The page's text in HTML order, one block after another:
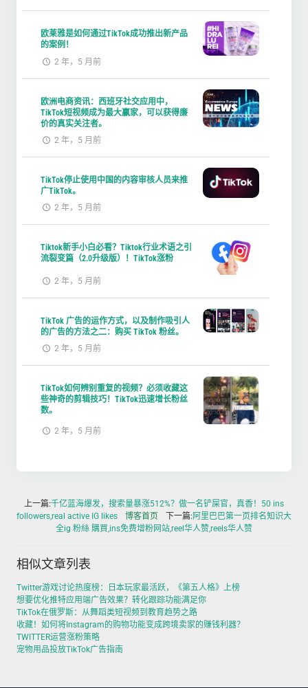
欧莱雅是如何通过TikTok成功推出新产品
的案例！
2 年，5 月前
欧洲电商资讯：西班牙社交应用中，
TikTok短视频成为最大赢家，可以获得廉
价的真实关注者。
2 年，5 月前
TikTok停止使用中国的内容审核人员来推
广TikTok。
2 年，5 月前
Tiktok新手小白必看？Tiktok行业术语之引
流裂变篇（2.0升级版）！TikTok涨粉
2 年，5 月前
TikTok 广告的运作方式，以及制作吸引人
的广告的方法之二：购买 TikTok 粉丝。
2 年，5 月前
TikTok如何辨别重复的视频？必须收藏这
些神奇的剪辑技巧！TikTok迅速增长粉丝
数。
2 年，5 月前
上一篇:千亿蓝海爆发，搜索量暴涨512%？做一名铲屎官，真香！50 ins
followers,real active IG likes
博客首页 下一篇: 阿里巴巴第一页排名知识大
全ig 粉絲 購買,ins免费增粉网站,reel华人赞,reels华人赞
相似文章列表
Twitter游戏讨论热度榜：日本玩家最活跃，《第五人格》上榜
想要优化推特应用端广告效果？转化跟踪功能满足你
TikTok在俄罗斯：从舞蹈类短视频到教育趋势之路
收藏！如何将Instagram的购物功能变成跨境卖家的赚钱利器？
TWITTER运营涨粉策略
宠物用品投放TikTok广告指南